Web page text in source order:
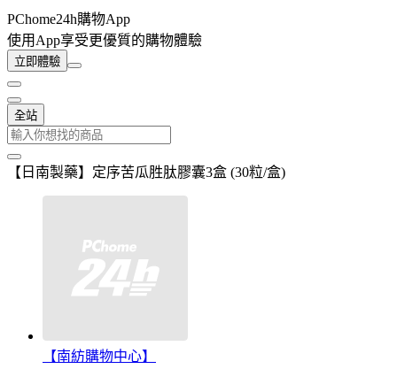
PChome24h購物App
使用App享受更優質的購物體驗
立即體驗
全站
【日南製藥】定序苦瓜胜肽膠囊3盒 (30粒/盒)
【南紡購物中心】